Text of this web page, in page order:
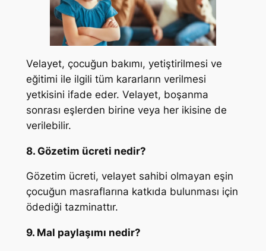
Velayet, çocuğun bakımı, yetiştirilmesi ve
eğitimi ile ilgili tüm kararların verilmesi
yetkisini ifade eder. Velayet, boşanma
sonrası eşlerden birine veya her ikisine de
verilebilir.
8. Gözetim ücreti nedir?
Gözetim ücreti, velayet sahibi olmayan eşin
çocuğun masraflarına katkıda bulunması için
ödediği tazminattır.
9. Mal paylaşımı nedir?